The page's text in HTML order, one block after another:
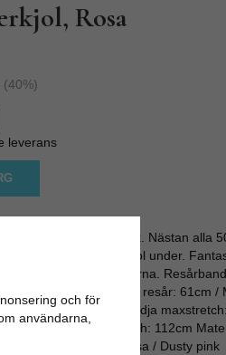
Rosa
(40%)
leverans
det rätta fluffet. Nästan alla
fotade med en underkjol under.
fluffig med tyll på kanterna.
XS/S) - Midja osträckt resår: 61cm /
resår 65cm / Midja
70cm / Midja maxstretch: 112cm
L: ca 55 cm Färg: Rosa / Dusty pink
och för
användarna,